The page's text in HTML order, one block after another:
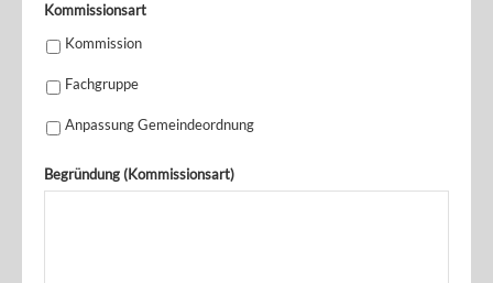
Kommissionsart
Kommission
Fachgruppe
Anpassung Gemeindeordnung
Begründung (Kommissionsart)